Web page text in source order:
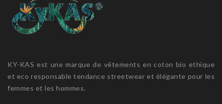
KY-KAS est une marque de vêtements en coton bio ethique
et eco responsable tendance streetwear et élégante pour les
femmes et les hommes.